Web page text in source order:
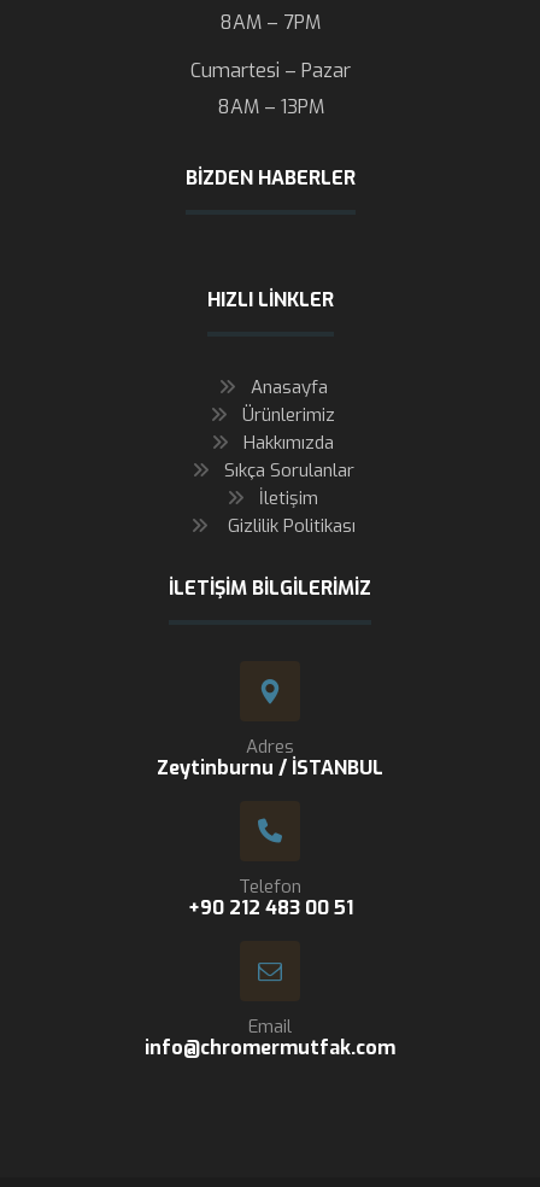
8AM – 7PM
Cumartesi – Pazar
8AM – 13PM
BIZDEN HABERLER
HIZLI LINKLER
Anasayfa
Ürünlerimiz
Hakkımızda
Sıkça Sorulanlar
İletişim
Gizlilik Politikası
İLETIŞIM BILGILERIMIZ
Adres
Zeytinburnu / İSTANBUL
Telefon
+90 212 483 00 51
Email
info@chromermutfak.com